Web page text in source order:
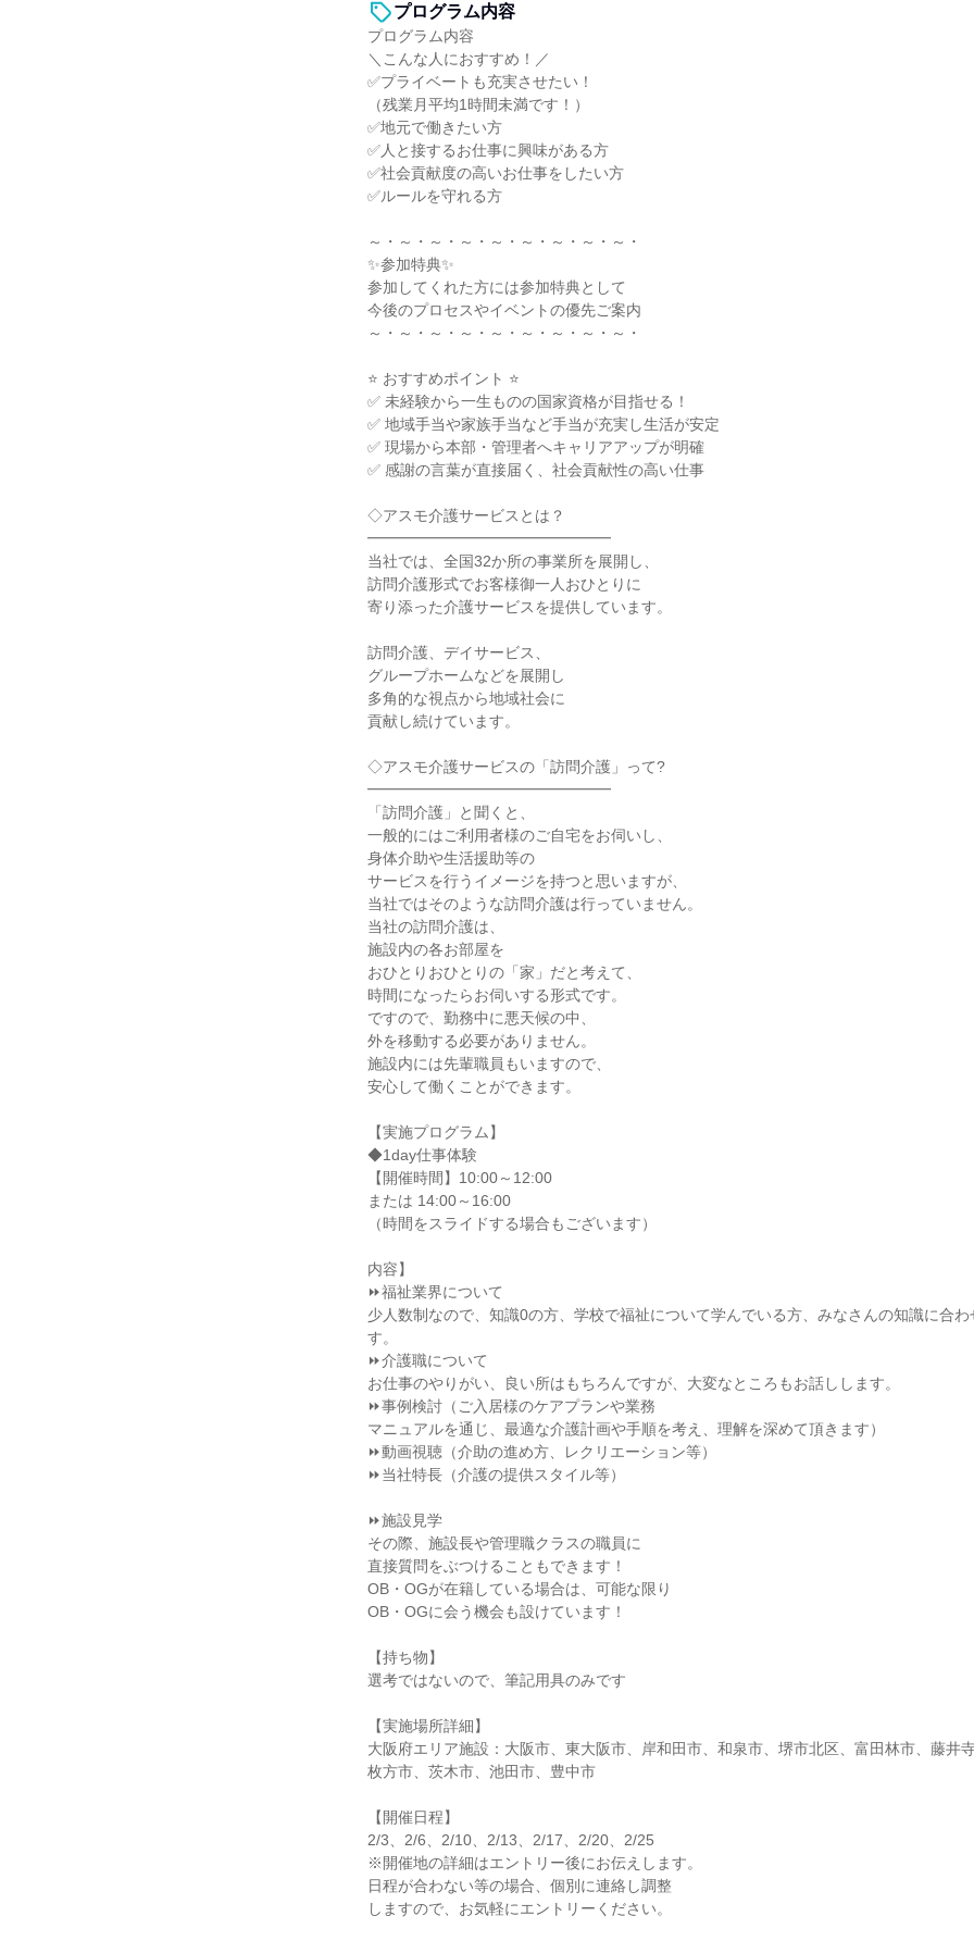
プログラム内容
プログラム内容
＼こんな人におすすめ！／
✅プライベートも充実させたい！
（残業月平均1時間未満です！）
✅地元で働きたい方
✅人と接するお仕事に興味がある方
✅社会貢献度の高いお仕事をしたい方
✅ルールを守れる方
～・～・～・～・～・～・～・～・～・
✨参加特典✨
参加してくれた方には参加特典として
今後のプロセスやイベントの優先ご案内
～・～・～・～・～・～・～・～・～・
⭐ おすすめポイント ⭐
✅ 未経験から一生ものの国家資格が目指せる！
✅ 地域手当や家族手当など手当が充実し生活が安定
✅ 現場から本部・管理者へキャリアアップが明確
✅ 感謝の言葉が直接届く、社会貢献性の高い仕事
◇アスモ介護サービスとは？
━━━━━━━━━━━━━━━━
当社では、全国32か所の事業所を展開し、
訪問介護形式でお客様御一人おひとりに
寄り添った介護サービスを提供しています。
訪問介護、デイサービス、
グループホームなどを展開し
多角的な視点から地域社会に
貢献し続けています。
◇アスモ介護サービスの「訪問介護」って?
━━━━━━━━━━━━━━━━
「訪問介護」と聞くと、
一般的にはご利用者様のご自宅をお伺いし、
身体介助や生活援助等の
サービスを行うイメージを持つと思いますが、
当社ではそのような訪問介護は行っていません。
当社の訪問介護は、
施設内の各お部屋を
おひとりおひとりの「家」だと考えて、
時間になったらお伺いする形式です。
ですので、勤務中に悪天候の中、
外を移動する必要がありません。
施設内には先輩職員もいますので、
安心して働くことができます。
【実施プログラム】
◆1day仕事体験
【開催時間】10:00～12:00
または 14:00～16:00
（時間をスライドする場合もございます）
内容】
⏩福祉業界について
少人数制なので、知識0の方、学校で福祉について学んでいる方、みなさんの知識に合わ
す。
⏩介護職について
お仕事のやりがい、良い所はもちろんですが、大変なところもお話しします。
⏩事例検討（ご入居様のケアプランや業務
マニュアルを通じ、最適な介護計画や手順を考え、理解を深めて頂きます）
⏩動画視聴（介助の進め方、レクリエーション等）
⏩当社特長（介護の提供スタイル等）
⏩施設見学
その際、施設長や管理職クラスの職員に
直接質問をぶつけることもできます！
OB・OGが在籍している場合は、可能な限り
OB・OGに会う機会も設けています！
【持ち物】
選考ではないので、筆記用具のみです
【実施場所詳細】
大阪府エリア施設：大阪市、東大阪市、岸和田市、和泉市、堺市北区、富田林市、藤井寺
枚方市、茨木市、池田市、豊中市
【開催日程】
2/3、2/6、2/10、2/13、2/17、2/20、2/25
※開催地の詳細はエントリー後にお伝えします。
日程が合わない等の場合、個別に連絡し調整
しますので、お気軽にエントリーください。